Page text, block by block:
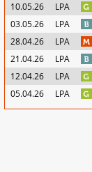
10.05.26
LPA
03.05.26
LPA
28.04.26
LPA
21.04.26
LPA
12.04.26
LPA
05.04.26
LPA